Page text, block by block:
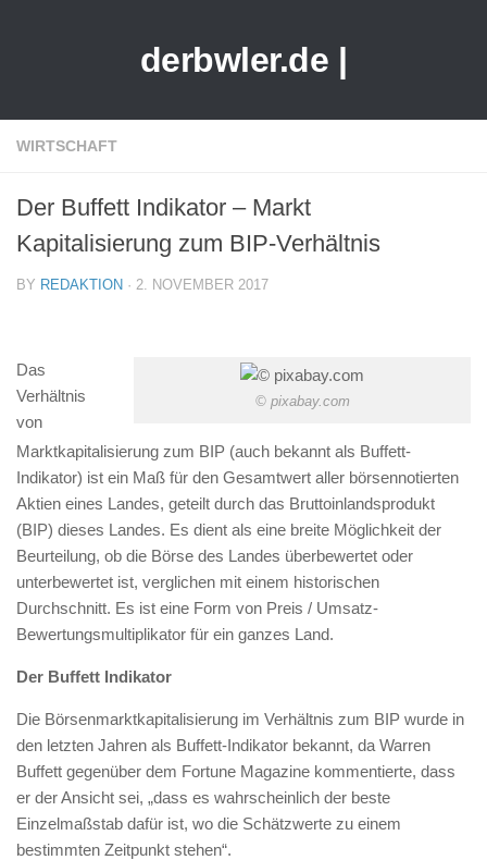
derbwler.de |
WIRTSCHAFT
Der Buffett Indikator – Markt
Kapitalisierung zum BIP-Verhältnis
BY REDAKTION · 2. NOVEMBER 2017
© pixabay.com
Das
Verhältnis
von
Marktkapitalisierung zum BIP (auch bekannt als Buffett-
Indikator) ist ein Maß für den Gesamtwert aller börsennotierten
Aktien eines Landes, geteilt durch das Bruttoinlandsprodukt
(BIP) dieses Landes. Es dient als eine breite Möglichkeit der
Beurteilung, ob die Börse des Landes überbewertet oder
unterbewertet ist, verglichen mit einem historischen
Durchschnitt. Es ist eine Form von Preis / Umsatz-
Bewertungsmultiplikator für ein ganzes Land.
Der Buffett Indikator
Die Börsenmarktkapitalisierung im Verhältnis zum BIP wurde in
den letzten Jahren als Buffett-Indikator bekannt, da Warren
Buffett gegenüber dem Fortune Magazine kommentierte, dass
er der Ansicht sei, „dass es wahrscheinlich der beste
Einzelmaßstab dafür ist, wo die Schätzwerte zu einem
bestimmten Zeitpunkt stehen“.